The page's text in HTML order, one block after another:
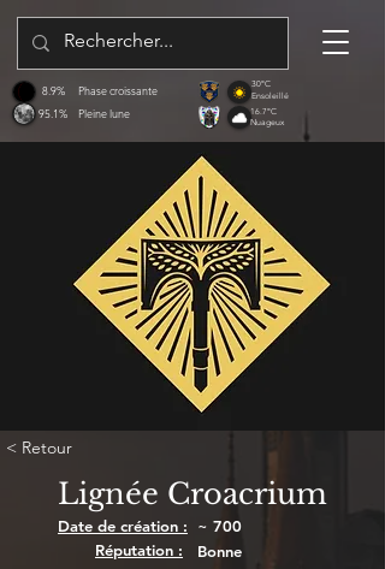
95.1%
8.9%
Pleine lune
Phase croissante
30°C
Ensoleillé
16.7°C
Nuageux
< Retour
Lignée Croacrium
Date de création :
Réputation :
~ 700
Bonne